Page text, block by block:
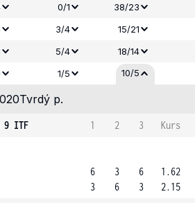
0/1
38/23
3/4
15/21
5/4
18/14
1/5 10/5
Tvrdý p.
9 ITF 1 2 3
Kurs
6
3
3
6
6
3
1.62
2.15